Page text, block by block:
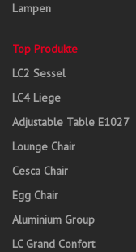
Lampen
Top Produkte
LC2 Sessel
LC4 Liege
Adjustable Table E1027
Lounge Chair
Cesca Chair
Egg Chair
Aluminium Group
LC Grand Confort